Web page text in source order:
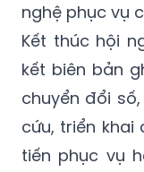
nghệ phục vụ
Kết thúc hội
kết biên bản
chuyển đổi
cứu, triển
tiến phục vụ